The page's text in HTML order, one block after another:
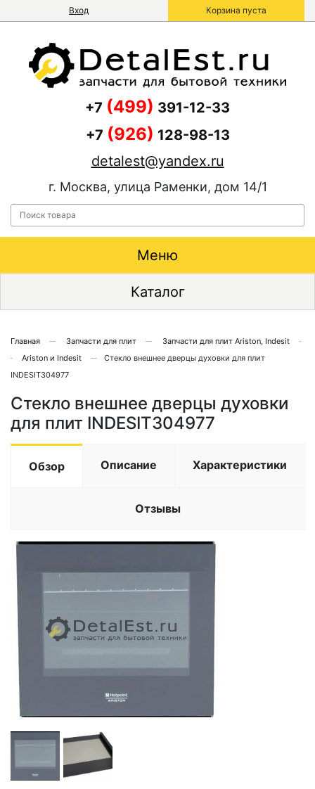
Вход Корзина пуста
+7 (499) 391-12-33
+7 (926) 128-98-13
detalest@yandex.ru
г. Москва, улица Раменки, дом 14/1
Меню
Каталог
Главная Запчасти для плит
Запчасти для плит Ariston, Indesit
Ariston и Indesit
Стекло внешнее дверцы духовки для плит
INDESIT304977
Стекло внешнее дверцы духовки
для плит INDESIT304977
Обзор Описание Характеристики
Отзывы